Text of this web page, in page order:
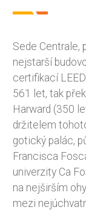
Sede Centrale,
nejstarší
certifikací
561 let, tak
Harward (350
držitelem
gotický palác,
Francisca
univerzity Ca
na nejširším
mezi